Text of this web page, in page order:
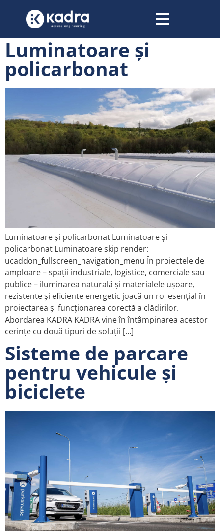
Luminatoare și
policarbonat
Luminatoare și policarbonat Luminatoare și
policarbonat Luminatoare skip render:
ucaddon_fullscreen_navigation_menu În proiectele de
amploare – spații industriale, logistice, comerciale sau
publice – iluminarea naturală și materialele ușoare,
rezistente și eficiente energetic joacă un rol esențial în
proiectarea și funcționarea corectă a clădirilor.
Abordarea KADRA KADRA vine în întâmpinarea acestor
cerințe cu două tipuri de soluții […]
Sisteme de parcare
pentru vehicule și
biciclete